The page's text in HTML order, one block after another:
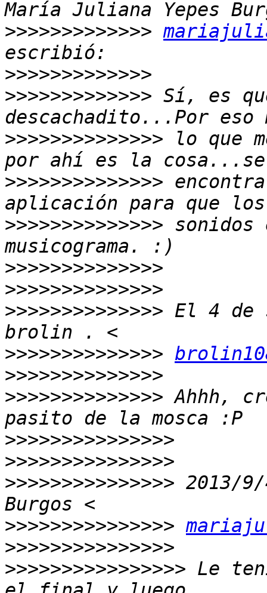
>>>>>>>>>>>>>
>>>>>>>>>>>>>
>>>>>>>>>>>>> Sí, es
>>>>>>>>>>>>>> lo que
>>>>>>>>>>>>>>
>>>>>>>>>>>>>> sonidos
>>>>>>>>>>>>>>
>>>>>>>>>>>>>>
>>>>>>>>>>>>>> El 4 de
>>>>>>>>>>>>>>
>>>>>>>>>>>>>>
>>>>>>>>>>>>>> Ahhh,
>>>>>>>>>>>>>>>
>>>>>>>>>>>>>>>
>>>>>>>>>>>>>>> 2013/
>>>>>>>>>>>>>>>
>>>>>>>>>>>>>>>
>>>>>>>>>>>>>>>> Le